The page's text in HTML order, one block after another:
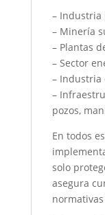
– Industria
– Minería
– Plantas
– Sector
– Industria
–
pozos,
En todos
solo
asegura